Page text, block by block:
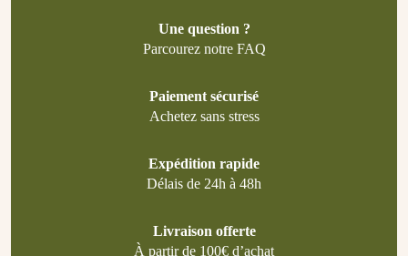
Une question ?
Parcourez notre FAQ
Paiement sécurisé
Achetez sans stress
Expédition rapide
Délais de 24h à 48h
Livraison offerte
À partir de 100€ d’achat